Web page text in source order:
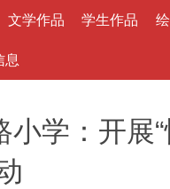
文学作品 学生作品
息
小学：开展